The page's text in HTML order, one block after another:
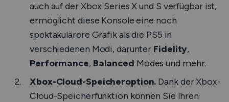
auch auf der Xbox Series X und S verfügbar ist,
ermöglicht diese Konsole eine noch
spektakulärere Grafik als die PS5 in
verschiedenen Modi, darunter Fidelity,
Performance, Balanced Modes und mehr.
Xbox-Cloud-Speicheroption. Dank der Xbox-
Cloud-Speicherfunktion können Sie Ihren